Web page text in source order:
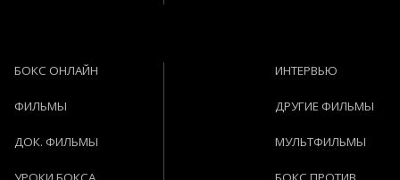
БОКС ОНЛАЙН
ФИЛЬМЫ
ДОК. ФИЛЬМЫ
ИНТЕРВЬЮ
ДРУГИЕ ФИЛЬМЫ
МУЛЬТФИЛЬМЫ